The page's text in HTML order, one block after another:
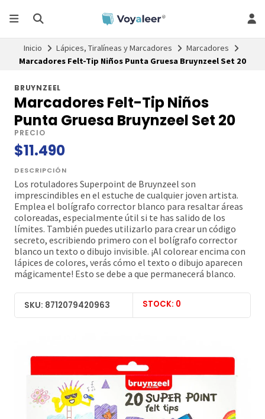
Inicio Lápices, Tiralíneas y Marcadores
Marcadores
Marcadores Felt-Tip Niños Punta Gruesa Bruynzeel Set 20
BRUYNZEEL
Marcadores Felt-Tip Niños
Punta Gruesa Bruynzeel Set 20
PRECIO
$11.490
DESCRIPCIÓN
Los rotuladores Superpoint de Bruynzeel son
imprescindibles en el estuche de cualquier joven artista.
Emplea el bolígrafo corrector blanco para resaltar áreas
coloreadas, especialmente útil si te has salido de los
límites. También puedes utilizarlo para crear un código
secreto, escribiendo primero con el bolígrafo corrector
blanco un texto o dibujo invisible. ¡Al colorear encima con
lápices de colores, verás cómo el texto o dibujo aparecen
mágicamente! Esto se debe a que permanecerá blanco.
SKU: 8712079420963 STOCK: 0